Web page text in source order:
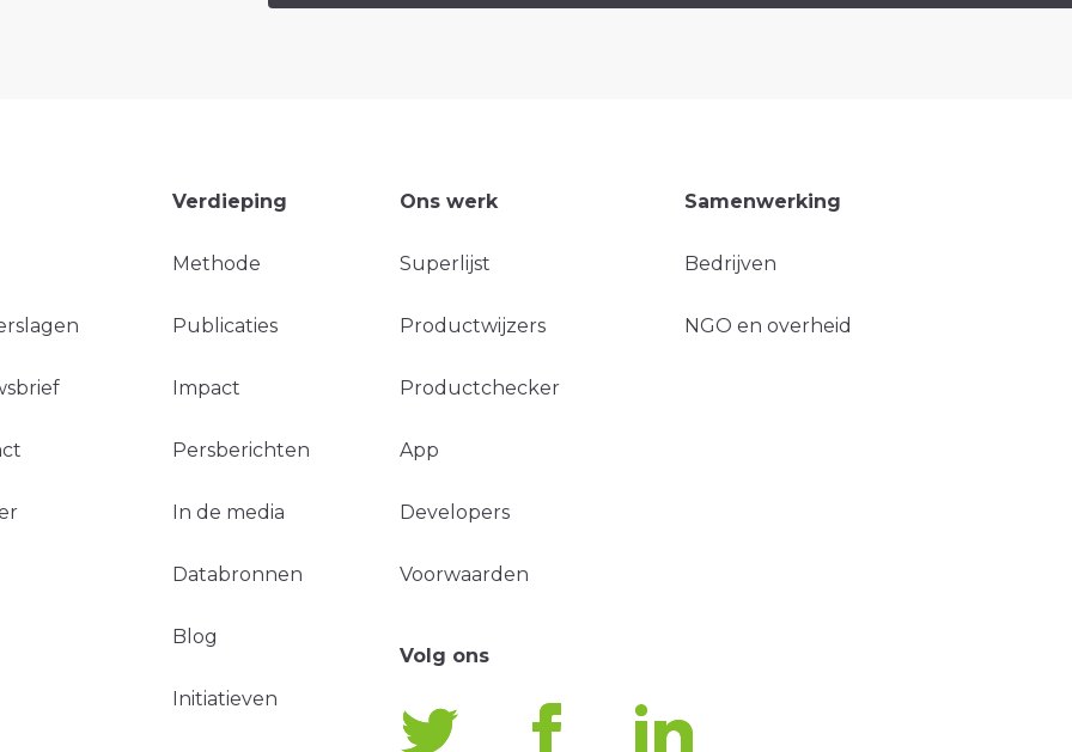
Verdieping
Methode
Publicaties
Impact
Persberichten
In de media
Databronnen
Blog
Initiatieven
Ons werk
Superlijst
Productwijzers
Productchecker
App
Developers
Voorwaarden
Samenwerking
Bedrijven
NGO en overheid
Volg ons